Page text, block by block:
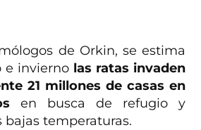
de Orkin, se estima
e invierno las ratas invaden
21 millones de casas en
en busca de refugio y
temperaturas.